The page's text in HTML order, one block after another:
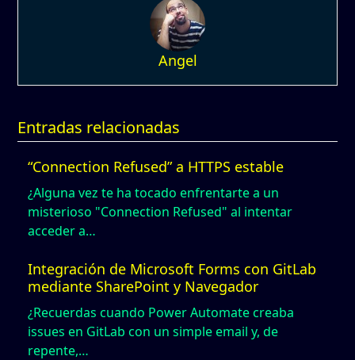
Angel
Entradas relacionadas
“Connection Refused” a HTTPS estable
¿Alguna vez te ha tocado enfrentarte a un
misterioso "Connection Refused" al intentar
acceder a…
Integración de Microsoft Forms con GitLab
mediante SharePoint y Navegador
¿Recuerdas cuando Power Automate creaba
issues en GitLab con un simple email y, de
repente,…